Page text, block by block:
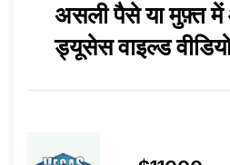
असली पैसे या मुफ़्त
ड्यूसेस वाइल्ड